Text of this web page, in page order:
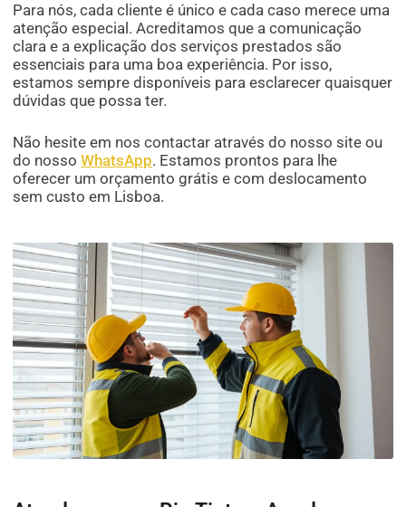
Para nós, cada cliente é único e cada caso merece uma
atenção especial. Acreditamos que a comunicação
clara e a explicação dos serviços prestados são
essenciais para uma boa experiência. Por isso,
estamos sempre disponíveis para esclarecer quaisquer
dúvidas que possa ter.
Não hesite em nos contactar através do nosso site ou
do nossoWhatsApp. Estamos prontos para lhe
oferecer um orçamento grátis e com deslocamento
sem custo em Lisboa.